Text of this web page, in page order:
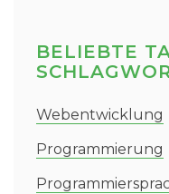
BELIEBTE
Webentwicklung
Programmierung